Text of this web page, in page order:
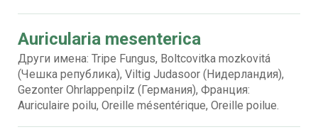
Auricularia mesenterica
Други имена: Tripe Fungus, Boltcovitka mozkovitá
(Чешка република), Viltig Judasoor (Нидерландия),
Gezonter Ohrlappenpilz (Германия), Франция:
Auriculaire poilu, Oreille mésentérique, Oreille poilue.